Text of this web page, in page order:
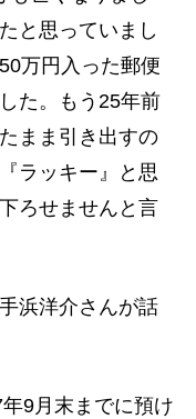
と思っていまし
万円入った郵便
た。もう25年前
まま引き出すの
ラッキー』と思
ろせませんと言
浜洋介さんが話
9月末までに預け